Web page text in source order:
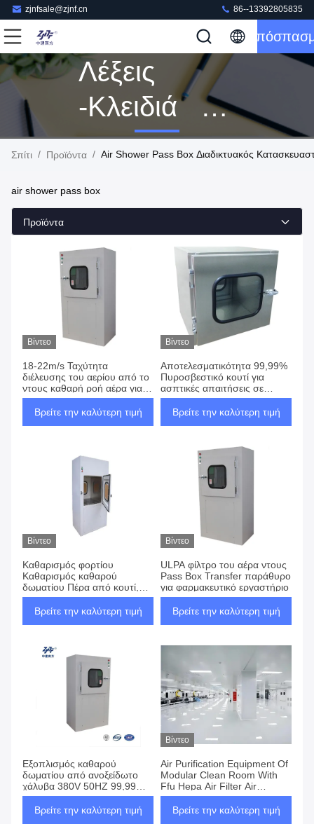
zjnfsale@zjnf.cn 86--13392805835
Λέξεις
-κλειδιά [
Air Shower
Αντιστοιχία
47 Προϊόντα
Σπίτι / Προϊόντα / Air Shower Pass Box Διαδικτυακός
air shower pass box
Προϊόντα
Βίντεο
18-22m/s Ταχύτητα
διέλευσης του αερίου από το
ντους καθαρή ροή αέρα για
την απομάκρυνση
σωματιδίων και τη διατήρηση
Βρείτε την καλύτερη τιμή
Βίντεο
Αποτελεσματικότητα 99,99%
Πυροσβεστικό κουτί για
ασπτικές απαιτήσεις σε
εργαστήρια βιοτεχνολογίας
και υγειονομικής περίθαλψης
Βρείτε την καλύτερη τιμή
Βίντεο
Καθαρισμός φορτίου
Καθαρισμός καθαρού
δωματίου Πέρα από κουτί,
ULPA UV Light Air Shower
Πέρα από κουτί
Βρείτε την καλύτερη τιμή
Βίντεο
ULPA φίλτρο του αέρα ντους
Pass Box Transfer παράθυρο
για φαρμακευτικό εργαστήριο
Βρείτε την καλύτερη τιμή
Εξοπλισμός καθαρού
δωματίου από ανοξείδωτο
χάλυβα 380V 50HZ 99,99%
0,3um Πωλίδα αερίου ντους
Βρείτε την καλύτερη τιμή
Βίντεο
Air Purification Equipment Of
Modular Clean Room With
Ffu Hepa Air Filter Air
Shower Pass Box
Βρείτε την καλύτερη τιμή